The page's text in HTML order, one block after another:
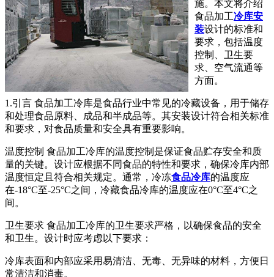
施。本文将介绍
食品加工冷库安
装设计的标准和
要求，包括温度
控制、卫生要
求、空气流通等
方面。
1.引言 食品加工冷库是食品行业中常见的冷藏设备，用于储存
和处理食品原料、成品和半成品等。其安装设计符合相关标准
和要求，对食品质量和安全具有重要影响。
温度控制 食品加工冷库的温度控制是保证食品贮存安全和质
量的关键。设计应根据不同食品的特性和要求，确保冷库内部
温度恒定且符合相关规定。通常，冷冻食品冷库的温度应
在-18°C至-25°C之间，冷藏食品冷库的温度应在0°C至4°C之
间。
卫生要求 食品加工冷库的卫生要求严格，以确保食品的安全
和卫生。设计时应考虑以下要求：
冷库表面和内部应采用易清洁、无毒、无异味的材料，方便日
常清洁和消毒。